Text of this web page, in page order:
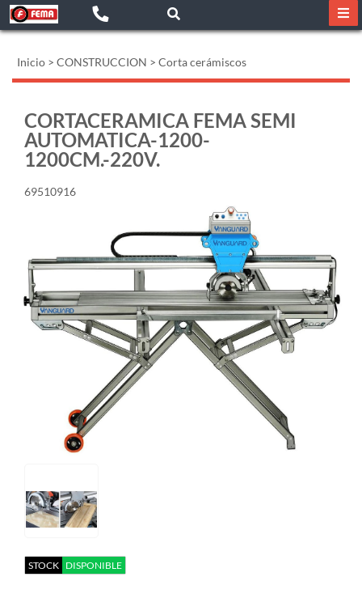
Inicio > CONSTRUCCION > Corta cerámiscos
CORTACERAMICA FEMA SEMI
AUTOMATICA-1200-
1200CM.-220V.
69510916
STOCK DISPONIBLE